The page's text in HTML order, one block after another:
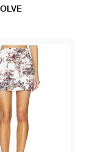
- Natur